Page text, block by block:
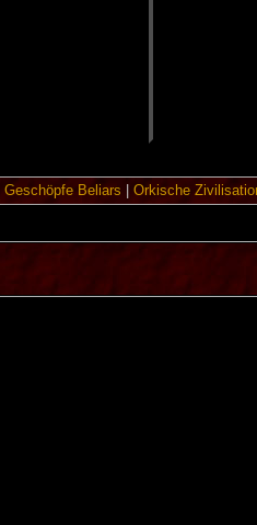
Geschöpfe Beliars Orkische